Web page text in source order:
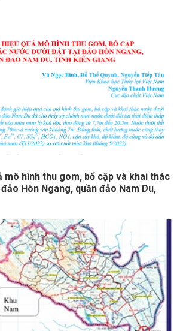
mô hình thu gom, bổ cập và khai thác
Hòn Ngang, quần đảo Nam Du,